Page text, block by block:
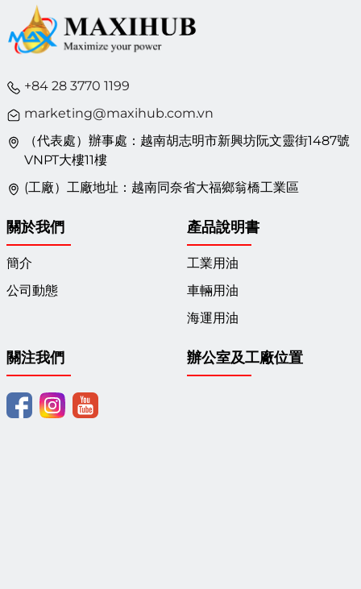
+84 28 3770 1199
marketing@maxihub.com.vn
（代表處）辦事處：越南胡志明市新興坊阮文靈街1487號
VNPT大樓11樓
(工廠）工廠地址：越南同奈省大福鄉翁橋工業區
關於我們
簡介
公司動態
產品說明書
工業用油
車輛用油
海運用油
關注我們 辦公室及工廠位置